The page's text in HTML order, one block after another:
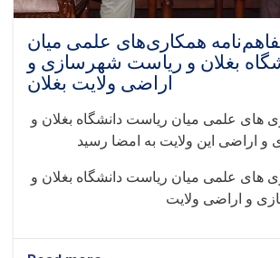
همکاری‌های علمی میان
بغلان و ریاست شهرسازی و
اراضی ولایت بغلان
های علمی میان ریاست دانشگاه بغلان و
اراضی این ولایت به امضا رسید
های علمی میان ریاست دانشگاه بغلان و